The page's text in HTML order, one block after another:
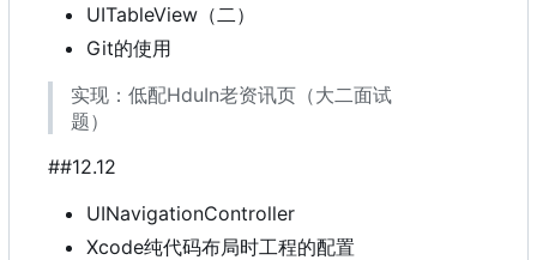
UITableView （ 二 ）
Git的使用
实现 ： 低配HduIn老资讯页 （大二面试
题）
##12.12
UINavigationController
Xcode纯代码布局时工程的配置